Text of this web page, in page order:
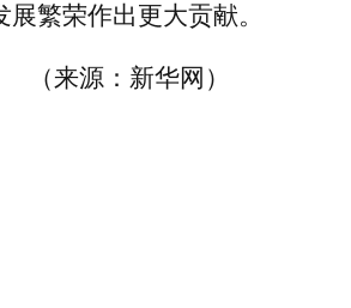
繁荣作出更大贡献。
（来源：新华网）